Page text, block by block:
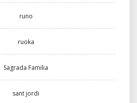
runo
ruoka
Sagrada Familia
sant jordi